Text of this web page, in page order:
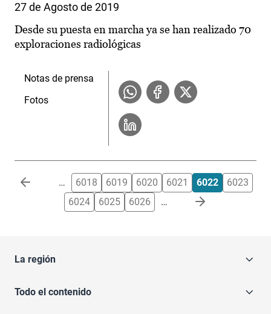
27 de Agosto de 2019
Desde su puesta en marcha ya se han realizado 70
exploraciones radiológicas
Notas de prensa
Fotos
Paginación … 6018 6019 6020 6021 6022
6023
6024
6025 6026 …
La región
Todo el contenido